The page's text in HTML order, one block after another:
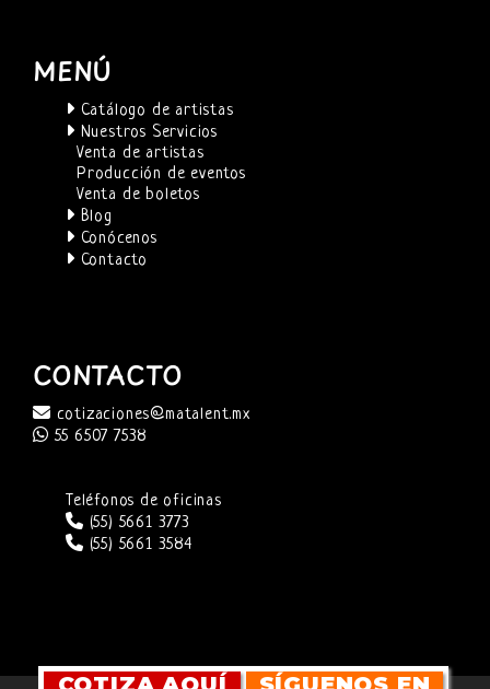
MENÚ
Catálogo de artistas
Nuestros Servicios
Venta de artistas
Producción de eventos
Venta de boletos
Blog
Conócenos
Contacto
CONTACTO
cotizaciones@matalent.mx
55 6507 7538
Teléfonos de oficinas
(55) 5661 3773
(55) 5661 3584